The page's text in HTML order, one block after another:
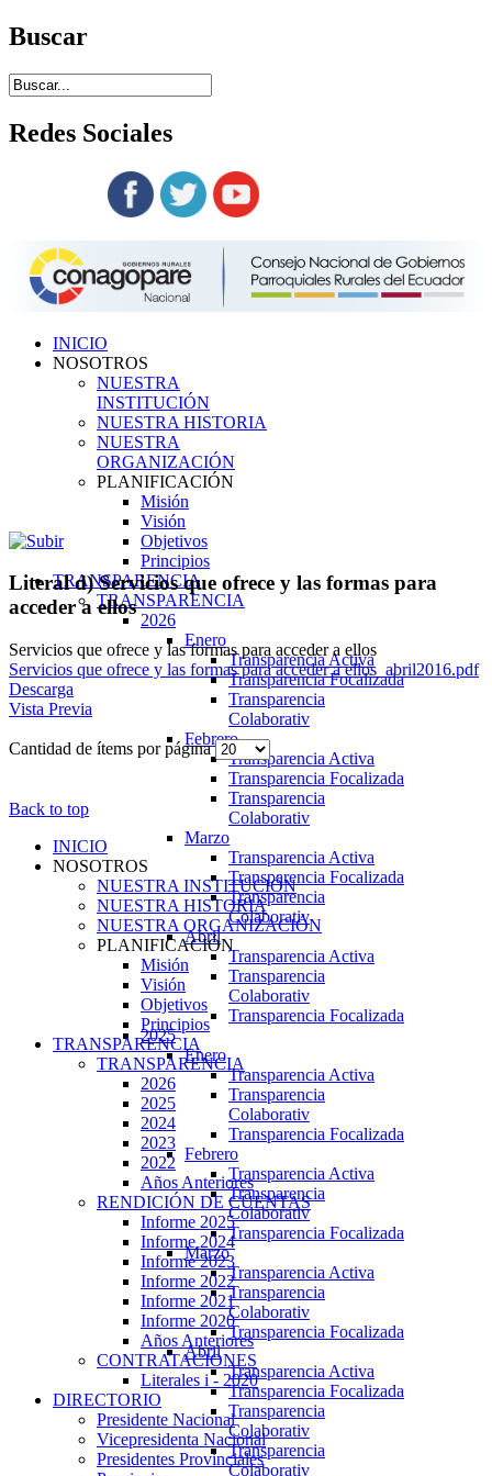
Buscar
Redes Sociales
INICIO
NOSOTROS
NUESTRA
INSTITUCIÓN
NUESTRA HISTORIA
NUESTRA
ORGANIZACIÓN
PLANIFICACIÓN
Misión
Visión
Objetivos
Principios
TRANSPARENCIA
TRANSPARENCIA
2026
Enero
Transparencia Activa
Transparencia Focalizada
Transparencia
Colaborativ
Febrero
Transparencia Activa
Transparencia Focalizada
Transparencia
Colaborativ
Marzo
Transparencia Activa
Transparencia Focalizada
Transparencia
Colaborativ
Abril
Transparencia Activa
Transparencia
Colaborativ
Transparencia Focalizada
2025
Enero
Transparencia Activa
Transparencia
Colaborativ
Transparencia Focalizada
Febrero
Transparencia Activa
Transparencia
Colaborativ
Transparencia Focalizada
Marzo
Transparencia Activa
Transparencia
Colaborativ
Transparencia Focalizada
Abril
Transparencia Activa
Transparencia Focalizada
Transparencia
Colaborativ
Transparencia
Colaborativ
Literal d) Servicios que ofrece y las formas para
acceder a ellos
Servicios que ofrece y las formas para acceder a ellos
Servicios que ofrece y las formas para acceder a ellos_abril2016.pdf
Descarga
Vista Previa
Cantidad de ítems por página
Back to top
INICIO
NOSOTROS
NUESTRA INSTITUCIÓN
NUESTRA HISTORIA
NUESTRA ORGANIZACIÓN
PLANIFICACIÓN
Misión
Visión
Objetivos
Principios
TRANSPARENCIA
TRANSPARENCIA
2026
2025
2024
2023
2022
Años Anteriores
RENDICIÓN DE CUENTAS
Informe 2025
Informe 2024
Informe 2023
Informe 2022
Informe 2021
Informe 2020
Años Anteriores
CONTRATACIONES
Literales i - 2020
DIRECTORIO
Presidente Nacional
Vicepresidenta Nacional
Presidentes Provinciales